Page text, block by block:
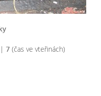
7(čas ve vteřinách)